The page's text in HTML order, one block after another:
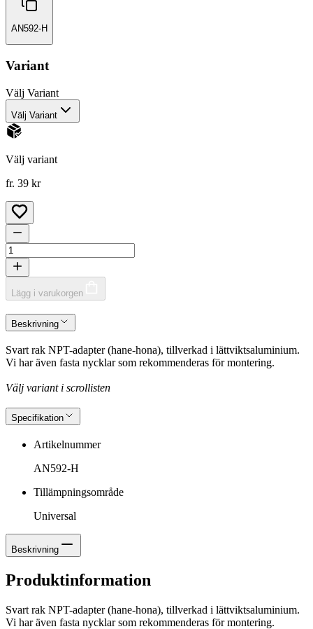
AN592-H
Variant
Välj Variant
Välj Variant
Välj variant
fr. 39 kr
Lägg i varukorgen
Beskrivning
Svart rak NPT-adapter (hane-hona), tillverkad i lättviktsaluminium.
Vi har även fasta nycklar som rekommenderas för montering.
Välj variant i scrollisten
Specifikation
Artikelnummer
AN592-H
Tillämpningsområde
Universal
Beskrivning
Produktinformation
Svart rak NPT-adapter (hane-hona), tillverkad i lättviktsaluminium.
Vi har även fasta nycklar som rekommenderas för montering.